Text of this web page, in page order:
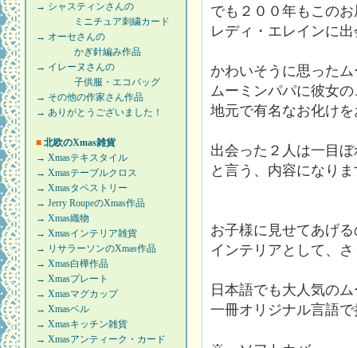
→ シャスティンさんの
ミニチュア刺繍カード
→ オーセさんの
かぎ針編み作品
→ イレーヌさんの
子供服・エコバッグ
→ その他の作家さん作品
→ ありがとうございました！
■ 北欧のXmas雑貨
→ Xmasテキスタイル
→ Xmasテーブルクロス
→ Xmasタペストリー
→ Jerry RoupeのXmas作品
→ Xmas織物
→ Xmasインテリア雑貨
→ リサラーソンのXmas作品
→ Xmas白樺作品
→ Xmasプレート
→ Xmasマグカップ
→ Xmasベル
→ Xmasキッチン雑貨
→ Xmasアンティーク・カード
でも２００年もこの
レディ・エレインに
かわいそうに思った
ムーミンパパに彼女
地元で有名なお化け
出会った２人は一目
と言う、内容になり
お子様に見せてあげ
インテリアとして、
日本語でも大人気の
一冊オリジナル言語